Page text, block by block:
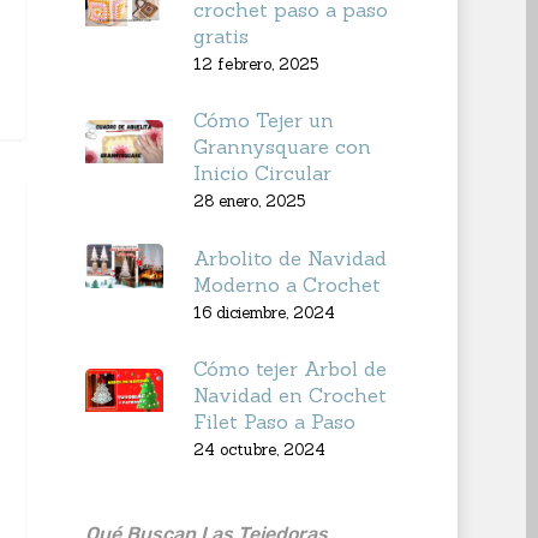
crochet paso a paso
gratis
12 febrero, 2025
Cómo Tejer un
Grannysquare con
Inicio Circular
28 enero, 2025
Arbolito de Navidad
Moderno a Crochet
16 diciembre, 2024
Cómo tejer Arbol de
Navidad en Crochet
Filet Paso a Paso
24 octubre, 2024